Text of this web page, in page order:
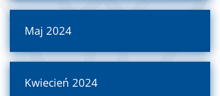
Maj 2024
Kwiecień 2024